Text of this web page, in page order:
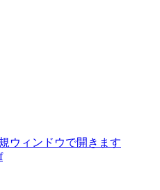
ウィンドウで開きます